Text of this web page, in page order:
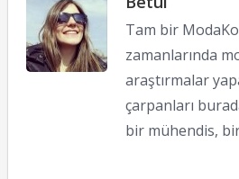
Tam bir
zamanlarında
araştırmalar
çarpanları
bir mühendis,